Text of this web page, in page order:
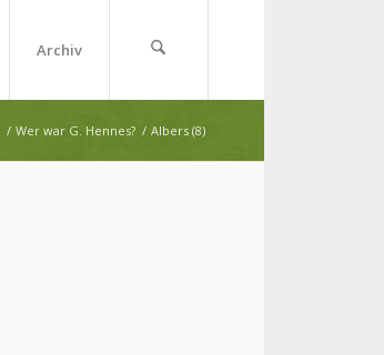
Archiv
/ Wer war G. Hennes? / Albers (8)